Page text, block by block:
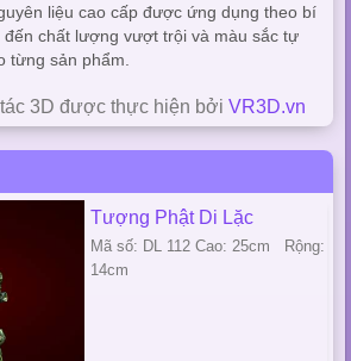
liệu cao cấp được ứng dụng theo bí
chất lượng vượt trội và màu sắc tự
từng sản phẩm.
3D được thực hiện bởi VR3D.vn
Tượng Phật Di Lặc
Mã số: DL 112 Cao: 25cm Rộng:
14cm